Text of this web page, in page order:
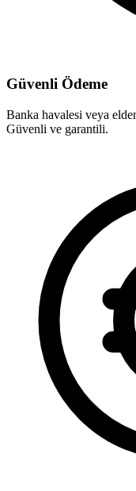
Güvenli Ödeme
Banka havalesi veya
Güvenli ve garantili.